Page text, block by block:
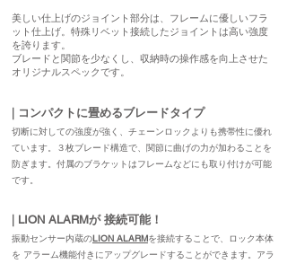
美しい仕上げのジョイント部分は、フレームに優しいフラ
ット仕上げ。特殊リベット接続したジョイントは高い強度
を誇ります。
ブレードと関節を少なくし、収納時の操作感を向上させた
オリジナルスペックです。
​| コンパクトに畳めるブレードタイプ
​切断に対しての強度が強く、チェーンロックよりも携帯性に優れ
ています。３枚ブレード構造で、関節に曲げの力が加わることを
防ぎます。付属のブラケットはフレームなどにも取り付けが可能
です。
​| LION ALARMが ​ 接続可能！
振動センサー内蔵のLION ALARMを接続することで、ロック本体
を ​アラーム機能付きにアップグレードすることができます。アラ